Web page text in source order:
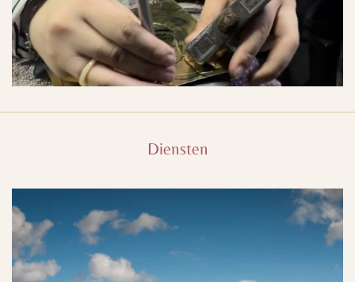
Diensten